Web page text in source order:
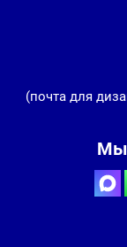
(почта для
Мы